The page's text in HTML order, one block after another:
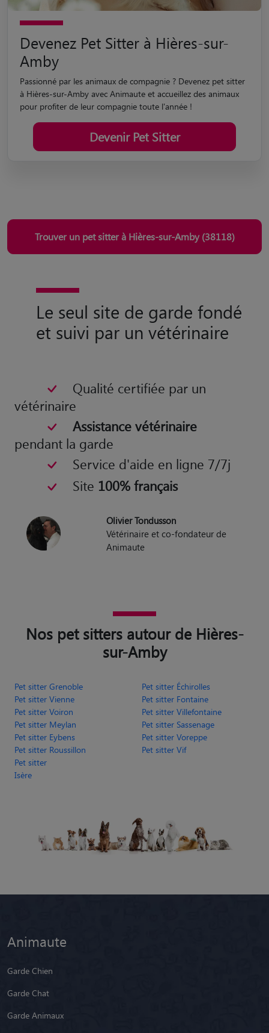
Devenez Pet Sitter à Hières-sur-
Amby
Passionné par les animaux de compagnie ? Devenez pet sitter
à Hières-sur-Amby avec Animaute et accueillez des animaux
pour profiter de leur compagnie toute l'année !
Devenir Pet Sitter
Trouver un pet sitter à Hières-sur-Amby (38118)
Le seul site de garde fondé
et suivi par un vétérinaire
Qualité certifiée par un
vétérinaire
Assistance vétérinaire
pendant la garde
Service d'aide en ligne 7/7j
Site 100% français
Olivier Tondusson
Vétérinaire et co-fondateur de
Animaute
Nos pet sitters autour de Hières-
sur-Amby
Pet sitter Grenoble
Pet sitter Échirolles
Pet sitter Vienne
Pet sitter Fontaine
Pet sitter Voiron
Pet sitter Villefontaine
Pet sitter Meylan
Pet sitter Sassenage
Pet sitter Eybens
Pet sitter Voreppe
Pet sitter Roussillon
Pet sitter Vif
Pet sitter
Isère
Animaute
Garde Chien
Garde Chat
Garde Animaux